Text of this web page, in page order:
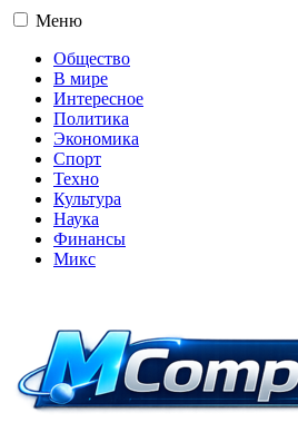
Меню
Общество
В мире
Интересное
Политика
Экономика
Спорт
Техно
Культура
Наука
Финансы
Микс